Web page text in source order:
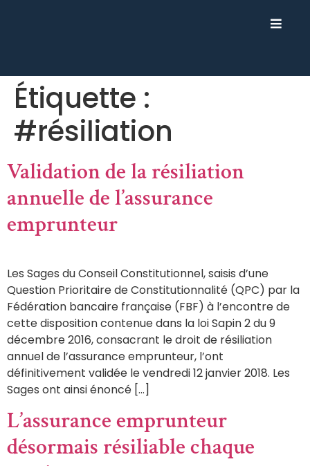
Étiquette :
#résiliation
Validation de la résiliation
annuelle de l’assurance
emprunteur
Les Sages du Conseil Constitutionnel, saisis d’une
Question Prioritaire de Constitutionnalité (QPC) par la
Fédération bancaire française (FBF) à l’encontre de
cette disposition contenue dans la loi Sapin 2 du 9
décembre 2016, consacrant le droit de résiliation
annuel de l’assurance emprunteur, l’ont
définitivement validée le vendredi 12 janvier 2018. Les
Sages ont ainsi énoncé […]
L’assurance emprunteur
désormais résiliable chaque